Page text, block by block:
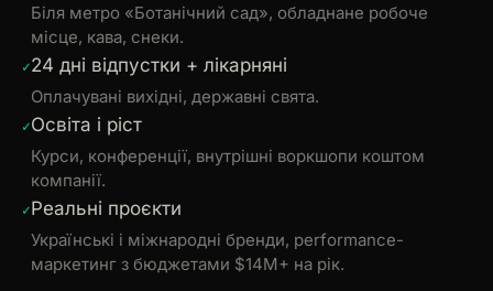
Біля метро «Ботанічний сад», обладнане робоче
місце, кава, снеки.
24 дні відпустки + лікарняні
Оплачувані вихідні, державні свята.
Освіта і ріст
Курси, конференції, внутрішні воркшопи коштом
компанії.
Реальні проєкти
Українські і міжнародні бренди, performance-
маркетинг з бюджетами $14M+ на рік.